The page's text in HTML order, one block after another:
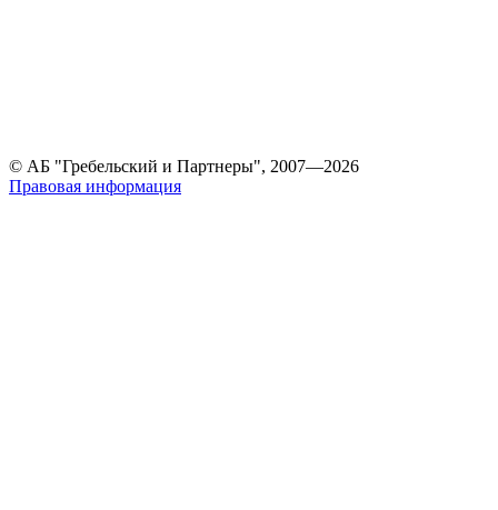
© АБ "Гребельский и Партнеры", 2007—2026
Правовая информация